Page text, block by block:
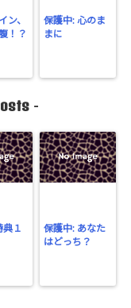
ン、
！？
保護中: 心のま
まに
-
典１
保護中: あなた
はどっち？